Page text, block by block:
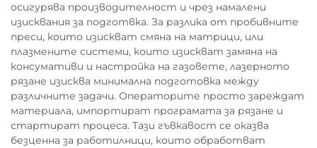
осигурява производителност и чрез намалени
изисквания за подготвка. За разлика от пробивните
преси, които изискват смяна на матрици, или
плазмените системи, които изискват замяна на
консумативи и настройка на газовете, лазерното
рязане изисква минимална подготовка между
различните задачи. Операторите просто зареждат
материала, импортират програмата за рязане и
стартират процеса. Тази гъвкавост се оказва
безценна за работилници, които обработват